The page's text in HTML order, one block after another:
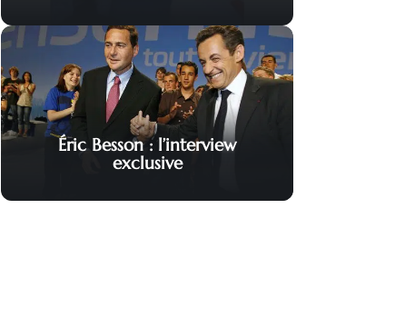
Éric Besson : l’interview
exclusive